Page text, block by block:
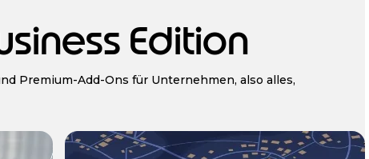
Edition
Premium-Add-Ons für Unternehmen, also alles,